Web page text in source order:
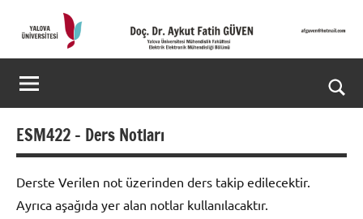
Doç.
Dr.
Aykut
GÜVEN-
Web
Sitesi
aç/
ESM422 – Ders Notları
Derste Verilen not üzerinden ders takip edilecektir.
Ayrıca aşağıda yer alan notlar kullanılacaktır.